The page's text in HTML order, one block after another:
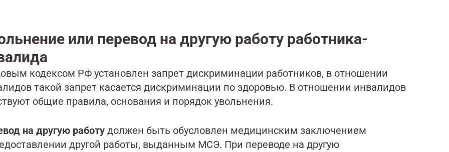
или перевод на другую работу работника-
кодексом РФ установлен запрет дискриминации работников, в отношении
такой запрет касается дискриминации по здоровью. В отношении инвалидов
общие правила, основания и порядок увольнения.
на другую работу должен быть обусловлен медицинским заключением
другой работы, выданным МСЭ. При переводе на другую